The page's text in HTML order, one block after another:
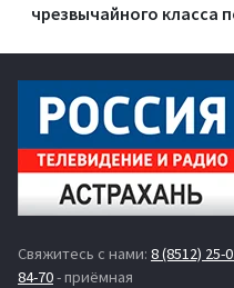
чрезвычайного класса
Свяжитесь с нами: 8 (8512) 25-
84-70- приёмная